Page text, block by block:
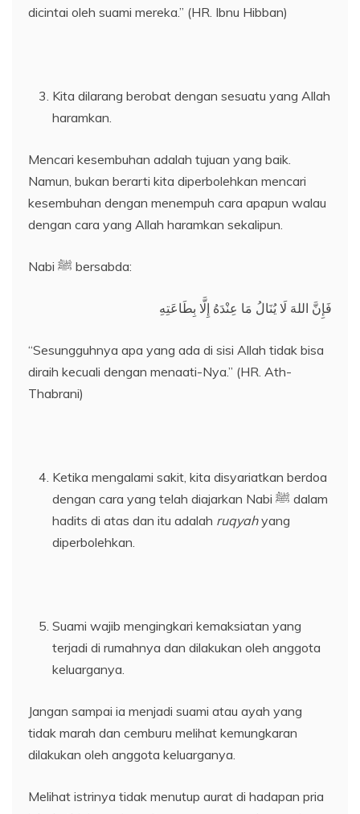
dicintai oleh suami mereka.” (HR. Ibnu Hibban)
Kita dilarang berobat dengan sesuatu yang Allah
haramkan.
Mencari kesembuhan adalah tujuan yang baik.
Namun, bukan berarti kita diperbolehkan mencari
kesembuhan dengan menempuh cara apapun walau
dengan cara yang Allah haramkan sekalipun.
Nabi ﷺ bersabda:
فَإِنَّ اللهَ لَا يُنَالُ مَا عِنْدَهُ إِلَّا بِطَاعَتِهِ
“Sesungguhnya apa yang ada di sisi Allah tidak bisa
diraih kecuali dengan menaati-Nya.” (HR. Ath-
Thabrani)
Ketika mengalami sakit, kita disyariatkan berdoa
dengan cara yang telah diajarkan Nabi ﷺ dalam
hadits di atas dan itu adalah ruqyahyang
diperbolehkan.
Suami wajib mengingkari kemaksiatan yang
terjadi di rumahnya dan dilakukan oleh anggota
keluarganya.
Jangan sampai ia menjadi suami atau ayah yang
tidak marah dan cemburu melihat kemungkaran
dilakukan oleh anggota keluarganya.
Melihat istrinya tidak menutup aurat di hadapan pria